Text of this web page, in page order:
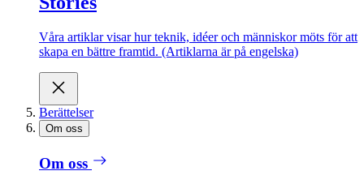
Våra artiklar visar hur teknik, idéer och människor möts för att
skapa en bättre framtid. (Artiklarna är på engelska)
Berättelser
Om oss
Om oss